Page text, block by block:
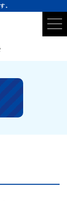
。